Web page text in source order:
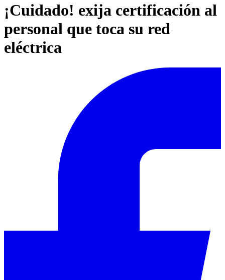
¡Cuidado! exija certificación al
personal que toca su red
eléctrica